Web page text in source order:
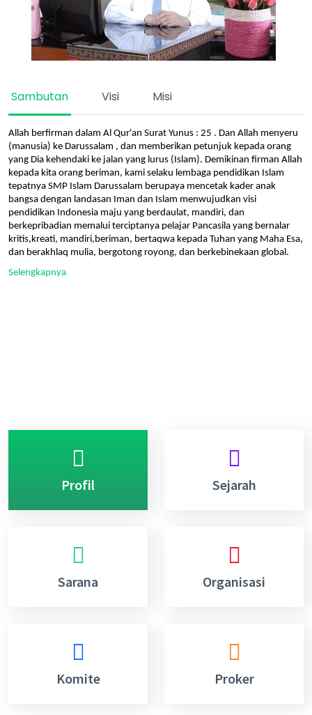
Sambutan Visi Misi
Allah berfirman dalam Al Qur'an Surat Yunus : 25 . Dan Allah menyeru
(manusia) ke Darussalam , dan memberikan petunjuk kepada orang
yang Dia kehendaki ke jalan yang lurus (Islam). Demikinan firman Allah
kepada kita orang beriman, kami selaku lembaga pendidikan Islam
tepatnya SMP Islam Darussalam berupaya mencetak kader anak
bangsa dengan landasan Iman dan Islam menwujudkan visi
pendidikan Indonesia maju yang berdaulat, mandiri, dan
berkepribadian memalui terciptanya pelajar Pancasila yang bernalar
kritis,kreati, mandiri,beriman, bertaqwa kepada Tuhan yang Maha Esa,
dan berakhlaq mulia, bergotong royong, dan berkebinekaan global.
Selengkapnya
Profil Sejarah
Sarana Organisasi
Komite Proker